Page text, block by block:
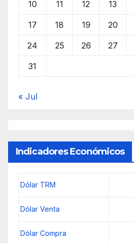
10 11 12 13
17 18 19 20
24 25 26 27
31
« Jul
Indicadores Económicos
Dólar TRM
Dólar Venta
Dólar Compra